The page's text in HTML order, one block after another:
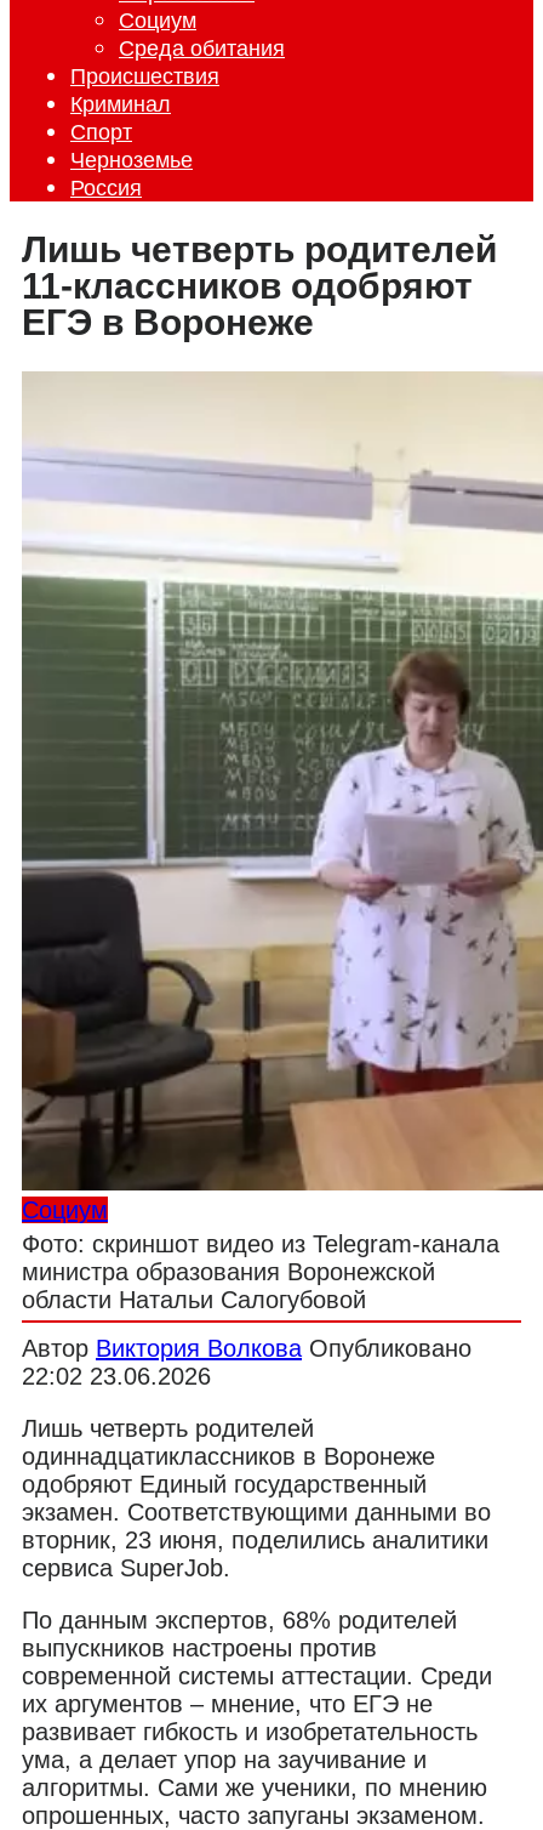
Социум
Среда обитания
Происшествия
Криминал
Спорт
Черноземье
Россия
Лишь четверть родителей
11-классников одобряют
ЕГЭ в Воронеже
Социум
Фото: скриншот видео из Telegram-канала
министра образования Воронежской
области Натальи Салогубовой
Автор Виктория Волкова Опубликовано
22:02 23.06.2026
Лишь четверть родителей
одиннадцатиклассников в Воронеже
одобряют Единый государственный
экзамен. Соответствующими данными во
вторник, 23 июня, поделились аналитики
сервиса SuperJob.
По данным экспертов, 68% родителей
выпускников настроены против
современной системы аттестации. Среди
их аргументов – мнение, что ЕГЭ не
развивает гибкость и изобретательность
ума, а делает упор на заучивание и
алгоритмы. Сами же ученики, по мнению
опрошенных, часто запуганы экзаменом.